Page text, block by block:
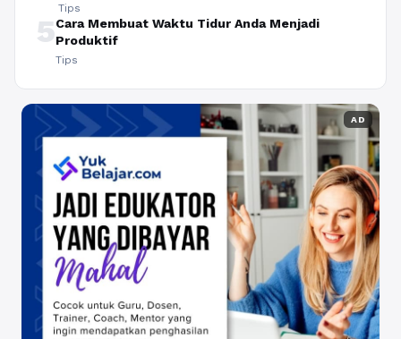
Tips
5Cara Membuat Waktu Tidur Anda Menjadi
Produktif
Tips
AD